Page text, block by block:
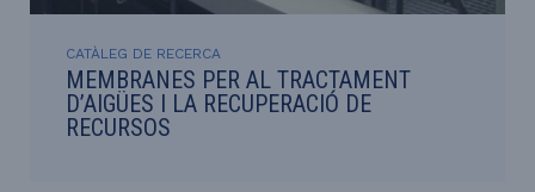
CATÀLEG DE RECERCA
MEMBRANES PER AL TRACTAMENT
D’AIGÜES I LA RECUPERACIÓ DE
RECURSOS